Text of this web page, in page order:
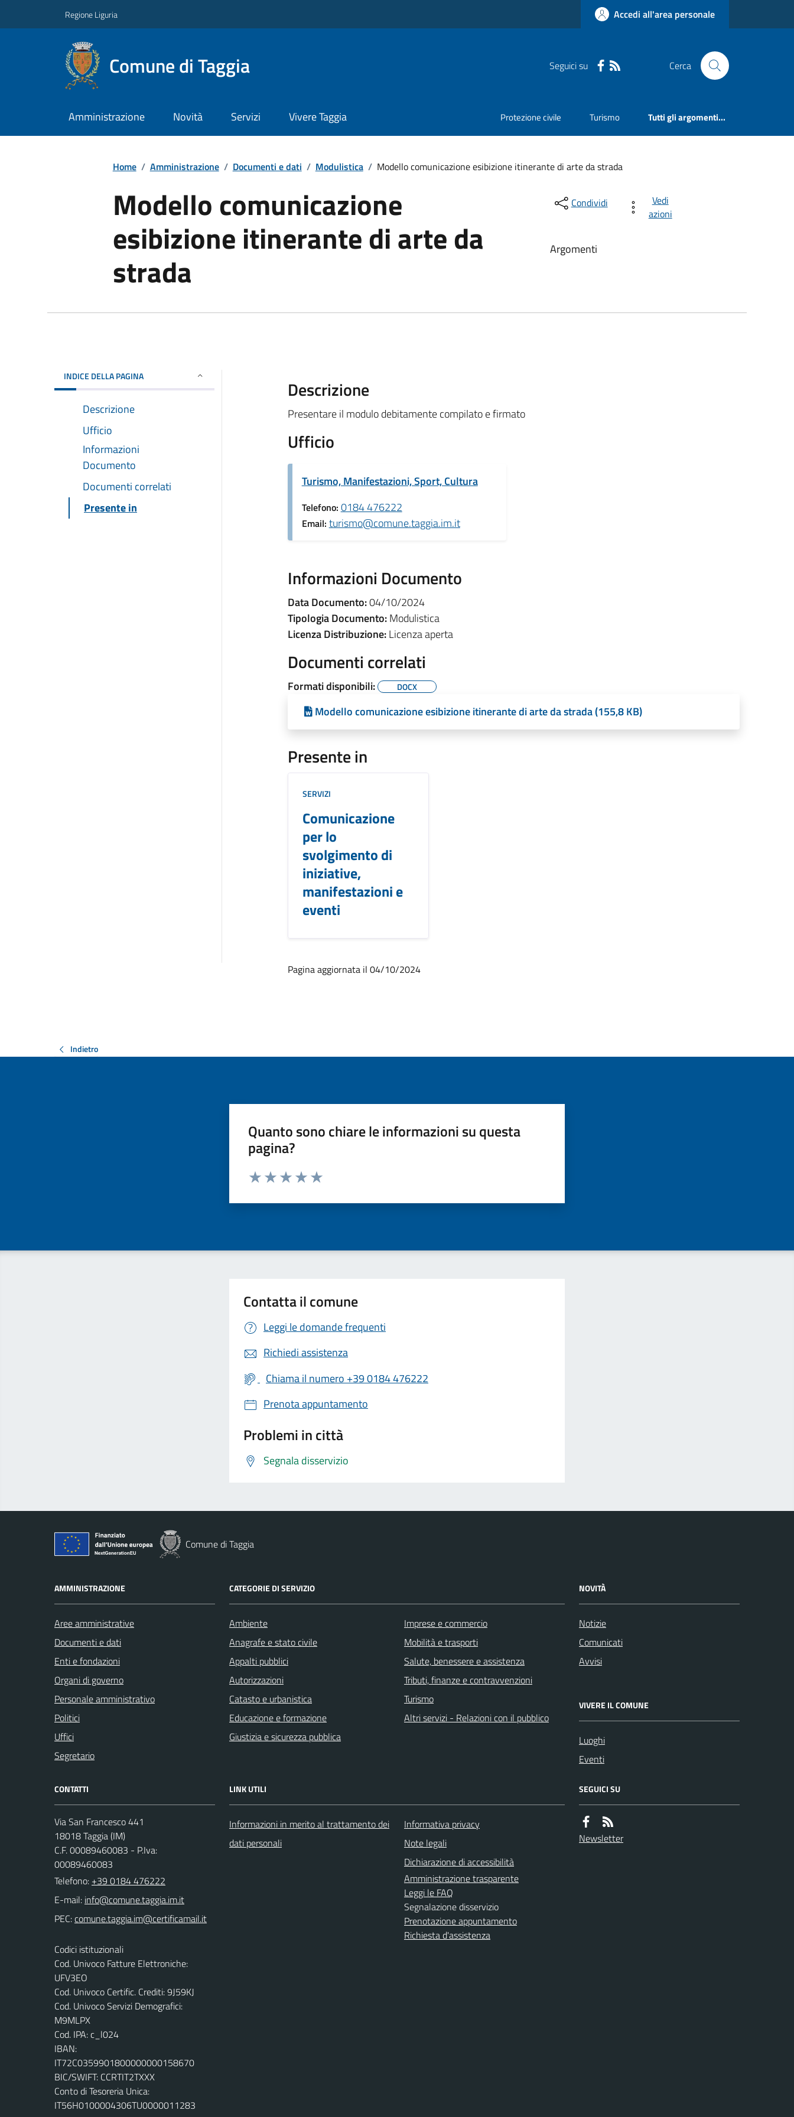
Regione Liguria Accedi all'area personale
Comune di Taggia Seguici su Cerca
Amministrazione Novità Servizi Vivere Taggia Protezione civile Turismo Tutti gli argomenti...
Home / Amministrazione / Documenti e dati / Modulistica / Modello comunicazione esibizione itinerante di arte da strada
Modello comunicazione
esibizione itinerante di arte da
strada
Condividi
Vedi
azioni
Argomenti
INDICE DELLA PAGINA
Descrizione
Ufficio
Informazioni
Documento
Documenti correlati
Presente in
Descrizione
Presentare il modulo debitamente compilato e firmato
Ufficio
Turismo, Manifestazioni, Sport, Cultura
Telefono: 0184 476222
Email: turismo@comune.taggia.im.it
Informazioni Documento
Data Documento:04/10/2024
Tipologia Documento:Modulistica
Licenza Distribuzione:Licenza aperta
Documenti correlati
Formati disponibili: DOCX
Modello comunicazione esibizione itinerante di arte da strada (155,8 KB)
Presente in
SERVIZI
Comunicazione
per lo
svolgimento di
iniziative,
manifestazioni e
eventi
Pagina aggiornata il 04/10/2024
Indietro
Quanto sono chiare le informazioni su questa
pagina?
Valuta da 1 a 5 stelle la pagina
Contatta il comune
Leggi le domande frequenti
Richiedi assistenza
Chiama il numero +39 0184 476222
Prenota appuntamento
Problemi in città
Segnala disservizio
Comune di Taggia
AMMINISTRAZIONE
Aree amministrative
Documenti e dati
Enti e fondazioni
Organi di governo
Personale amministrativo
Politici
Uffici
Segretario
CATEGORIE DI SERVIZIO
Ambiente
Anagrafe e stato civile
Appalti pubblici
Autorizzazioni
Catasto e urbanistica
Educazione e formazione
Giustizia e sicurezza pubblica
Imprese e commercio
Mobilità e trasporti
Salute, benessere e assistenza
Tributi, finanze e contravvenzioni
Turismo
Altri servizi - Relazioni con il pubblico
NOVITÀ
Notizie
Comunicati
Avvisi
VIVERE IL COMUNE
Luoghi
Eventi
CONTATTI
Via San Francesco 441
18018 Taggia (IM)
C.F. 00089460083 - P.Iva:
00089460083
Telefono: +39 0184 476222
E-mail:
PEC:
Codici istituzionali
Cod. Univoco Fatture Elettroniche:
UFV3EO
Cod. Univoco Certific. Crediti: 9J59KJ
Cod. Univoco Servizi Demografici:
M9MLPX
Cod. IPA: c_l024
IBAN:
IT72C0359901800000000158670
BIC/SWIFT: CCRTIT2TXXX
Conto di Tesoreria Unica:
IT56H0100004306TU0000011283
LINK UTILI
Informazioni in merito al trattamento dei
dati personali
Informativa privacy
Note legali
Dichiarazione di accessibilità
Amministrazione trasparente
Leggi le FAQ
Segnalazione disservizio
Prenotazione appuntamento
Richiesta d'assistenza
SEGUICI SU
Newsletter